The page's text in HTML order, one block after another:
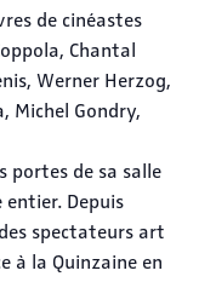
de cinéastes
Chantal
Werner Herzog,
Michel Gondry,
portes de sa salle
entier. Depuis
spectateurs art
à la Quinzaine en